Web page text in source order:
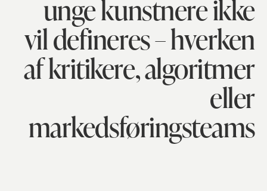
unge kunstnere ikke
vil defineres – hverken
af kritikere, algoritmer
eller
markedsføringsteams